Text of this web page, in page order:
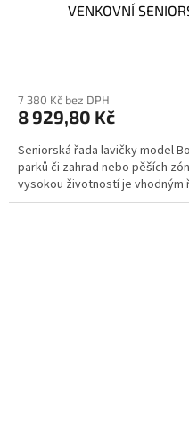
VENKOVNÍ
7 380 Kč bez DPH
8 929,80 Kč
Seniorská řada lavičky model
parků či zahrad nebo pěších
vysokou životností je vhodným